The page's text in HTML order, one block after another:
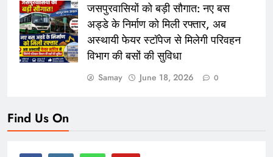
जसपुरवासियों को बड़ी सौगात: नए बस
अड्डे के निर्माण को मिली रफ्तार, अब
अस्थायी फेयर स्टॉपेज से मिलेगी परिवहन
विभाग की बसों की सुविधा
Samay June 18, 2026 0
Find Us On